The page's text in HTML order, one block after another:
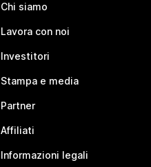
Chi siamo
Lavora con noi
Investitori
Stampa e media
Partner
Affiliati
Informazioni legali